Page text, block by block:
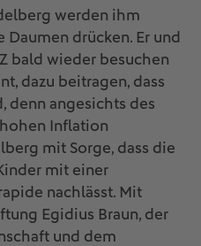
werden ihm
drücken. Er und
bald wieder besuchen
dazu beitragen, dass
denn angesichts des
Inflation
mit Sorge, dass die
mit einer
nachlässt. Mit
Egidius Braun, der
und dem